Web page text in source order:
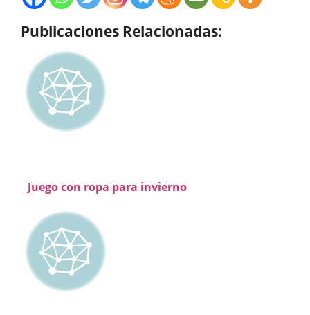
Publicaciones Relacionadas:
Juego con ropa para invierno